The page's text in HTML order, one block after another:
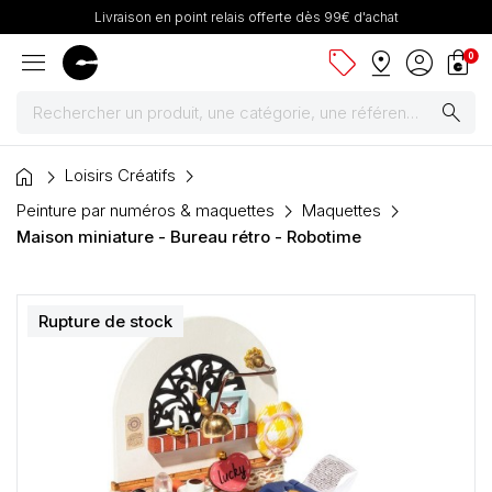
Livraison en point relais offerte dès 99€ d'achat
menu sell pin_drop account_circle shopping_bag
0
search
Peintures
Pinceaux & fournitures
Papiers
Dessin & arts graphiques
Cartons mousse & plume
home
Loisirs Créatifs
Peinture par numéros & maquettes
Maquettes
Maison miniature - Bureau rétro - Robotime
Rupture de stock